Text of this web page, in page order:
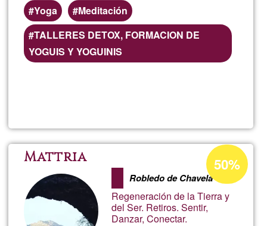
Yoga
Meditación
TALLERES DETOX, FORMACION DE
YOGUIS Y YOGUINIS
C.
DE
YOGA
Mattria
Robledo de Chavela
Regeneración de la Tierra y
del Ser. Retiros. Sentir,
Danzar, Conectar.
Porcentaje
de
aceptación
de
50%